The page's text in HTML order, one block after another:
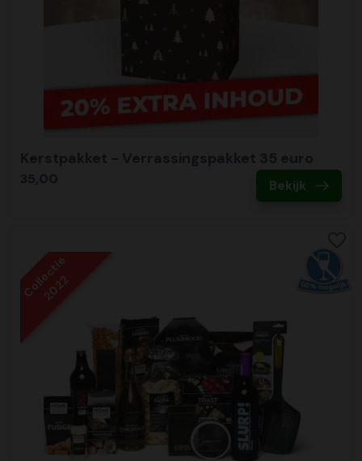
Bekijk
Collectie
2022